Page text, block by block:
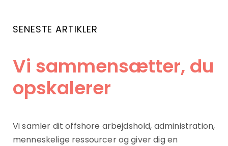
SENESTE ARTIKLER
Vi sammensætter, du
opskalerer
Vi samler dit offshore arbejdshold, administration,
menneskelige ressourcer og giver dig en